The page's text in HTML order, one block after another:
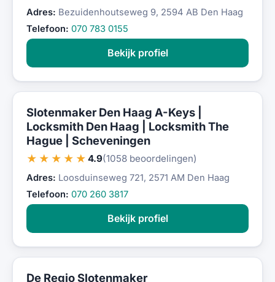
Adres: Bezuidenhoutseweg 9, 2594 AB Den Haag
Telefoon: 070 783 0155
Bekijk profiel
Slotenmaker Den Haag A-Keys |
Locksmith Den Haag | Locksmith The
Hague | Scheveningen
★★★★★ 4.9(1058 beoordelingen)
Adres: Loosduinseweg 721, 2571 AM Den Haag
Telefoon: 070 260 3817
Bekijk profiel
De Regio Slotenmaker